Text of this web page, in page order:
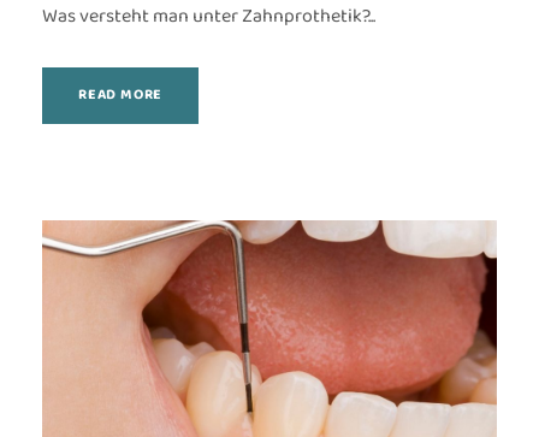
Was versteht man unter Zahnprothetik?...
READ MORE